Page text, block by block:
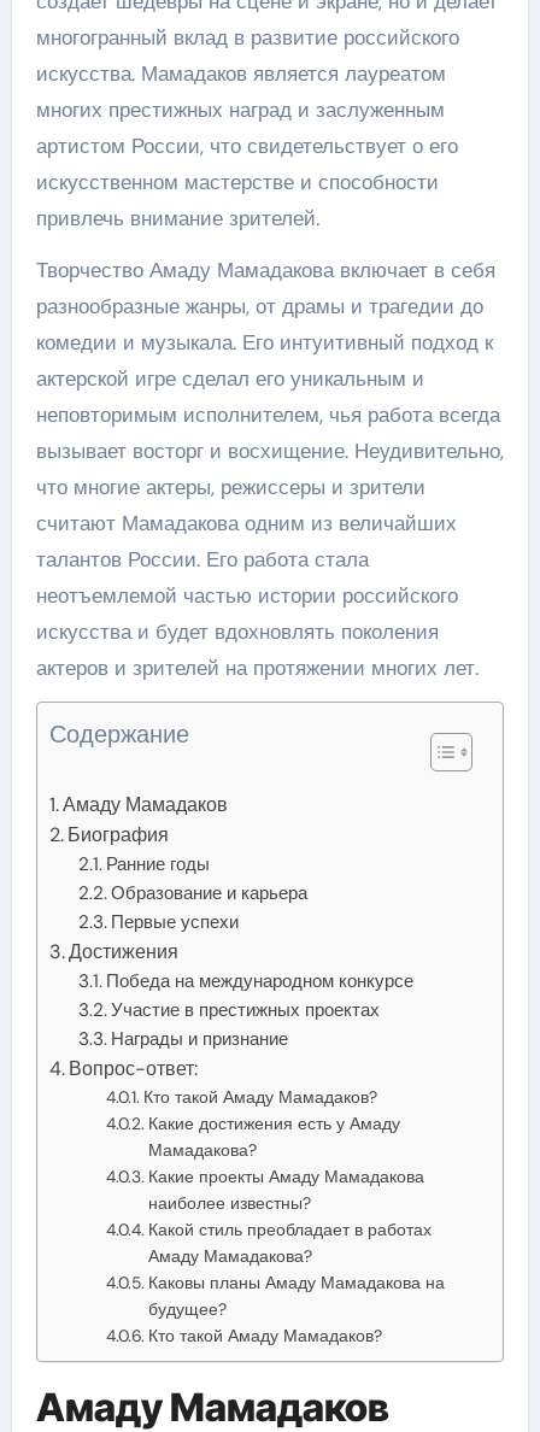
многогранный вклад в развитие российского
искусства. Мамадаков является лауреатом
многих престижных наград и заслуженным
артистом России, что свидетельствует о его
искусственном мастерстве и способности
привлечь внимание зрителей.
Творчество Амаду Мамадакова включает в себя
разнообразные жанры, от драмы и трагедии до
комедии и музыкала. Его интуитивный подход к
актерской игре сделал его уникальным и
неповторимым исполнителем, чья работа всегда
вызывает восторг и восхищение. Неудивительно,
что многие актеры, режиссеры и зрители
считают Мамадакова одним из величайших
талантов России. Его работа стала
неотъемлемой частью истории российского
искусства и будет вдохновлять поколения
актеров и зрителей на протяжении многих лет.
Содержание
Амаду Мамадаков
Биография
Ранние годы
Образование и карьера
Первые успехи
Достижения
Победа на международном конкурсе
Участие в престижных проектах
Награды и признание
Вопрос-ответ:
Кто такой Амаду Мамадаков?
Какие достижения есть у Амаду
Мамадакова?
Какие проекты Амаду Мамадакова
наиболее известны?
Какой стиль преобладает в работах
Амаду Мамадакова?
Каковы планы Амаду Мамадакова на
будущее?
Кто такой Амаду Мамадаков?
Амаду Мамадаков